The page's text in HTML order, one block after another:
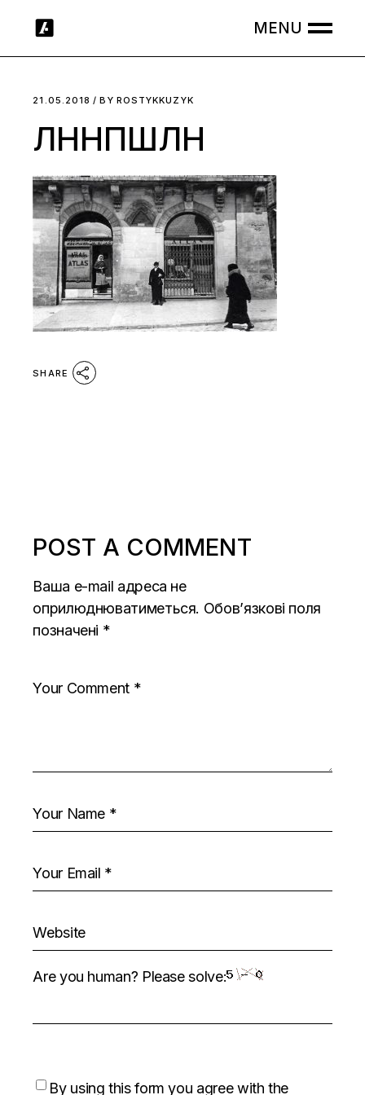
21.05.2018 BY ROSTYKKUZYK
ЛННПШЛН
SHARE
POST A COMMENT
Ваша e-mail адреса не
оприлюднюватиметься. Обов’язкові поля
позначені *
Are you human? Please solve:
By using this form you agree with the